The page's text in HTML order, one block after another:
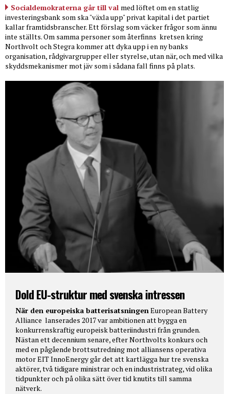
Socialdemokraterna går till val med löftet om en statlig
investeringsbank som ska "växla upp" privat kapital i det partiet
kallar framtidsbranscher. Ett förslag som väcker frågor som ännu
inte ställts. Om samma personer som återfinns kretsen kring
Northvolt och Stegra kommer att dyka upp i en ny banks
organisation, rådgivargrupper eller styrelse, utan när, och med vilka
skyddsmekanismer mot jäv som i sådana fall finns på plats.
Dold EU-struktur med svenska intressen
När den europeiska batterisatsningenEuropean Battery
Alliance lanserades 2017 var ambitionen att bygga en
konkurrenskraftig europeisk batteriindustri från grunden.
Nästan ett decennium senare, efter Northvolts konkurs och
med en pågående brottsutredning mot alliansens operativa
motor EIT InnoEnergy går det att kartlägga hur tre svenska
aktörer, två tidigare ministrar och en industristrateg, vid olika
tidpunkter och på olika sätt över tid knutits till samma
nätverk.